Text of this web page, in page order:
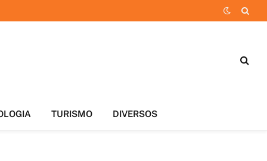
TURISMO DIVERSOS